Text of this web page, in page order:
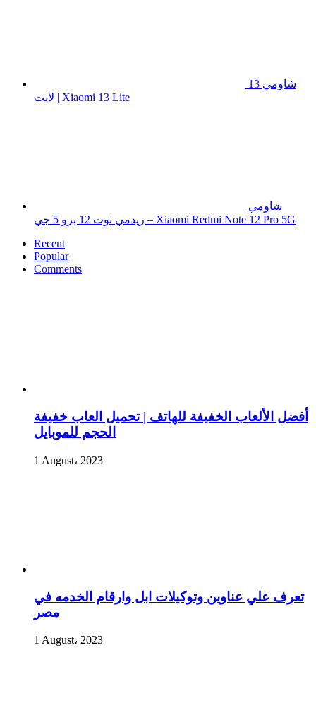
شاومي 13
لايت | Xiaomi 13 Lite
شاومي
ريدمي نوت 12 برو 5 جي – Xiaomi Redmi Note 12 Pro 5G
Recent
Popular
Comments
أفضل الألعاب الخفيفة للهاتف | تحميل العاب خفيفة
الحجم للموبايل
1 August، 2023
تعرف علي عناوين وتوكيلات ابل وارقام الخدمه في
مصر
1 August، 2023